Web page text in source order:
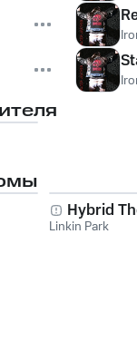
Hybrid
Linkin Park